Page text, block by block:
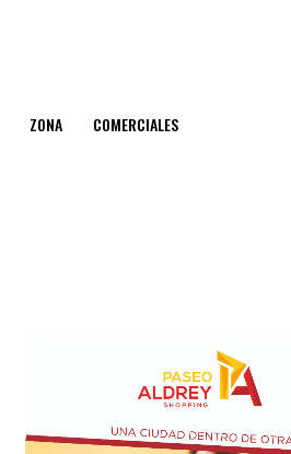
ZONA COMERCIALES